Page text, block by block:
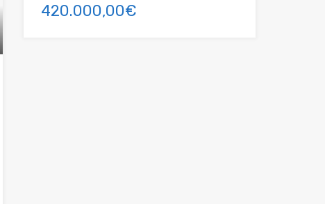
420.000,00€